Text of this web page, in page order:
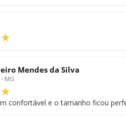
Mendes da Silva
MG
confortável e o tamanho ficou